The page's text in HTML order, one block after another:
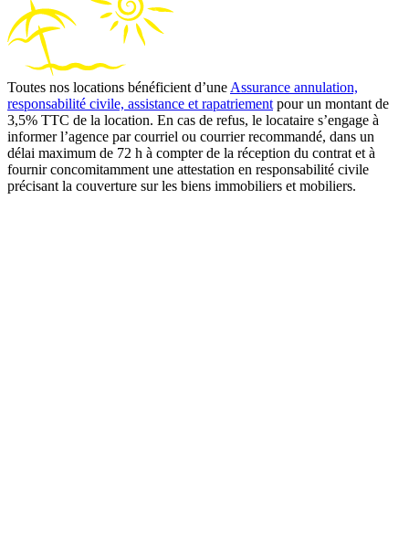
Toutes nos locations bénéficient d’une Assurance annulation,
responsabilité civile, assistance et rapatriement pour un montant de
3,5% TTC de la location. En cas de refus, le locataire s’engage à
informer l’agence par courriel ou courrier recommandé, dans un
délai maximum de 72 h à compter de la réception du contrat et à
fournir concomitamment une attestation en responsabilité civile
précisant la couverture sur les biens immobiliers et mobiliers.